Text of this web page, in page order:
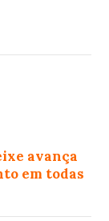
avança
em todas